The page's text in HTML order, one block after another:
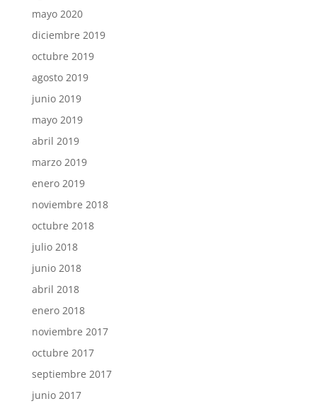
mayo 2020
diciembre 2019
octubre 2019
agosto 2019
junio 2019
mayo 2019
abril 2019
marzo 2019
enero 2019
noviembre 2018
octubre 2018
julio 2018
junio 2018
abril 2018
enero 2018
noviembre 2017
octubre 2017
septiembre 2017
junio 2017